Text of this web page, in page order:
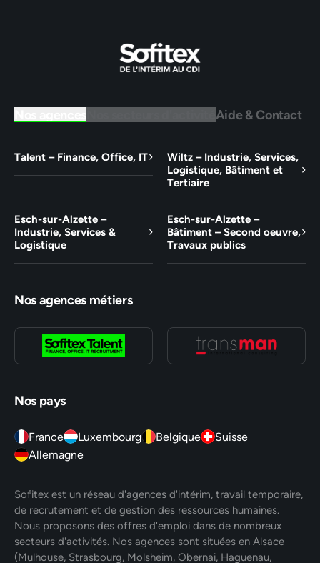
Aide & Contact
Talent – Finance, Office, IT
Wiltz – Industrie, Services,
Logistique, Bâtiment et
Tertiaire
Esch-sur-Alzette –
Industrie, Services &
Logistique
Esch-sur-Alzette –
Bâtiment – Second oeuvre,
Travaux publics
Nos agences métiers
Nos pays
France Luxembourg Belgique
Suisse
Allemagne
Sofitex est un réseau d'agences d'intérim, travail temporaire,
de recrutement et de gestion des ressources humaines.
Nous proposons des offres d'emploi dans de nombreux
secteurs d'activités. Nos agences sont situées en Alsace
(Mulhouse, Strasbourg, Molsheim, Obernai, Haguenau,